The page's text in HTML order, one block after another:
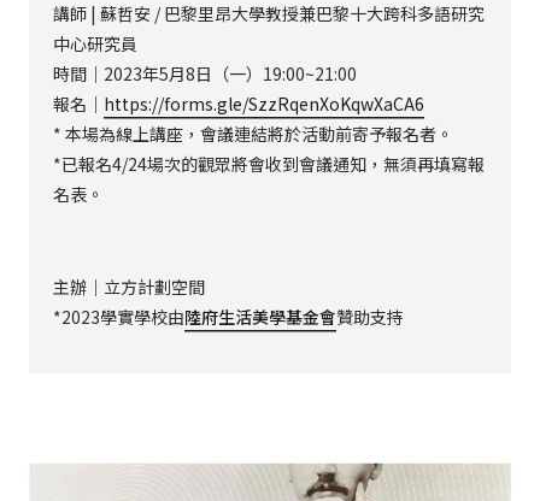
講師 | 蘇哲安 / 巴黎里昂大學教授兼巴黎十大跨科多語研究
中心研究員
時間｜2023年5月8日（一）19:00~21:00
報名｜ https://forms.gle/SzzRqenXoKqwXaCA6
* 本場為線上講座，會議連結將於活動前寄予報名者。
*已報名4/24場次的觀眾將會收到會議通知，無須再填寫報
名表。
主辦｜立方計劃空間
*2023學實學校由陸府生活美學基金會贊助支持